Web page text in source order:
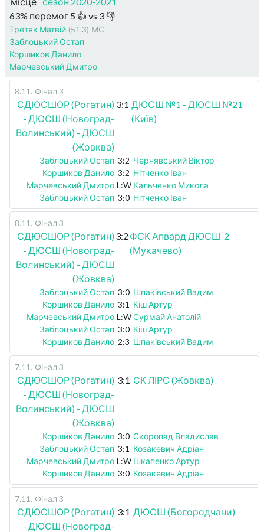
63% перемог 5 👍 vs 3👎
Третяк Матвій (51.3) МС
Заблоцький Остап
Коршиков Данило
Марчевський Дмитро
8.11 . Фінал 3
СДЮСШОР (Рогатин)
- ДЮСШ (Новоград-
Волинський) - ДЮСШ
(Жовква)
3:1 ДЮСШ №1 - ДЮСШ №21
(Київ)
Заблоцький Остап 3:2 Чернявський Віктор
Коршиков Данило 3:2 Нітченко Іван
Марчевський Дмитро L:W Кальченко Микола
Заблоцький Остап 3:0 Нітченко Іван
8.11 . Фінал 3
СДЮСШОР (Рогатин)
- ДЮСШ (Новоград-
Волинський) - ДЮСШ
(Жовква)
3:2 ФСК Апвард ДЮСШ-2
(Мукачево)
Заблоцький Остап 3:0 Шпаківський Вадим
Коршиков Данило 3:1 Кіш Артур
Марчевський Дмитро L:W Сурмай Анатолій
Заблоцький Остап 3:0 Кіш Артур
Коршиков Данило 2:3 Шпаківський Вадим
7.11 . Фінал 3
СДЮСШОР (Рогатин)
- ДЮСШ (Новоград-
Волинський) - ДЮСШ
(Жовква)
3:1 СК ЛІРС (Жовква)
Коршиков Данило 3:0 Скоропад Владислав
Заблоцький Остап 3:1 Козакевич Адріан
Марчевський Дмитро L:W Шкапенко Артур
Коршиков Данило 3:0 Козакевич Адріан
7.11 . Фінал 3
СДЮСШОР (Рогатин)
- ДЮСШ (Новоград-
3:1 ДЮСШ (Богородчани)